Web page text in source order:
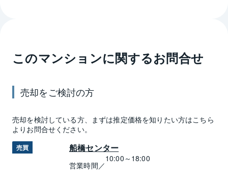
このマンションに関するお問合せ
売却をご検討の方
売却を検討している方、まずは推定価格を知りたい方はこちら
よりお問合せください。
売買 船橋センター
営業時間／
10:00～18:00